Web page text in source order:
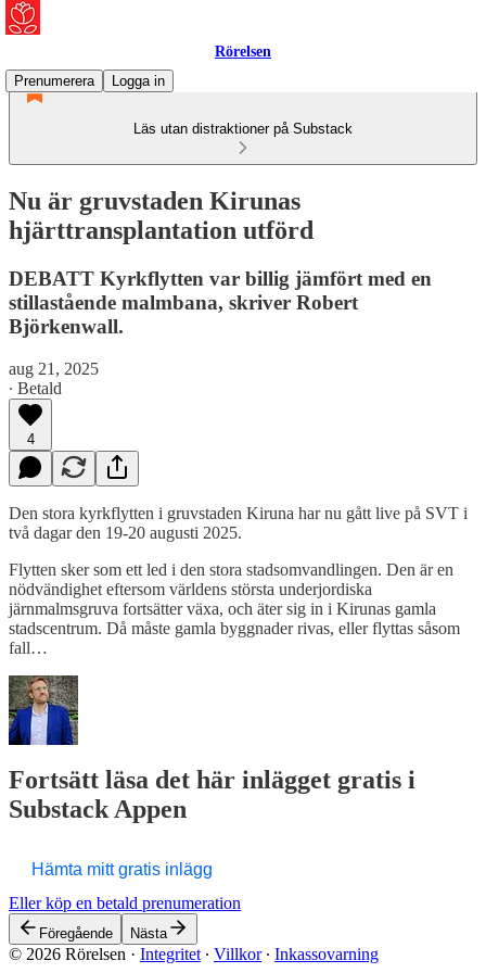
Rörelsen
Prenumerera
Logga in
Läs utan distraktioner på Substack
Nu är gruvstaden Kirunas
hjärttransplantation utförd
DEBATT Kyrkflytten var billig jämfört med en
stillastående malmbana, skriver Robert
Björkenwall.
aug 21, 2025
∙ Betald
4
Den stora kyrkflytten i gruvstaden Kiruna har nu gått live på SVT i
två dagar den 19-20 augusti 2025.
Flytten sker som ett led i den stora stadsomvandlingen. Den är en
nödvändighet eftersom världens största underjordiska
järnmalmsgruva fortsätter växa, och äter sig in i Kirunas gamla
stadscentrum. Då måste gamla byggnader rivas, eller flyttas såsom
fall…
Fortsätt läsa det här inlägget gratis i
Substack Appen
Hämta mitt gratis inlägg
Eller köp en betald prenumeration
Föregående Nästa
© 2026 Rörelsen · Integritet ∙ Villkor∙ Inkassovarning